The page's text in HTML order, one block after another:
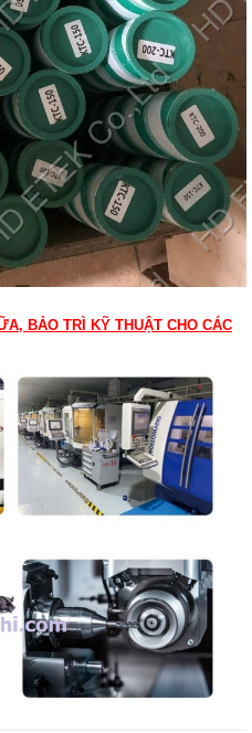
BẢO TRÌ KỸ THUẬT CHO CÁC